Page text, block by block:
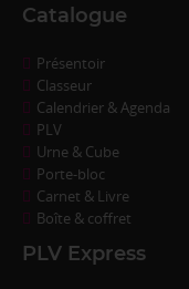
Catalogue
Présentoir
Classeur
Calendrier & Agenda
PLV
Urne & Cube
Porte-bloc
Carnet & Livre
Boîte & coffret
PLV Express